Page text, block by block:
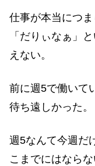
仕事が本当につ
「だりぃなぁ」
えない。
前に週5で働いて
待ち遠しかった。
週5なんて今週だ
こまでにはならな